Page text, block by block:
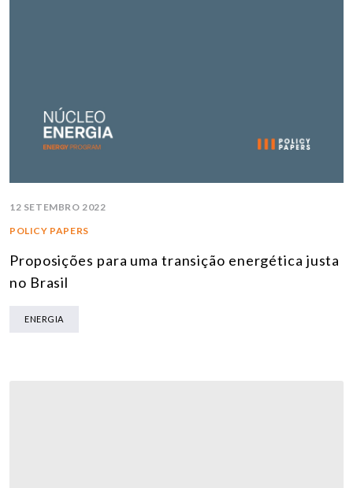
12 SETEMBRO 2022
POLICY PAPERS
Proposições para uma transição energética justa
no Brasil
ENERGIA